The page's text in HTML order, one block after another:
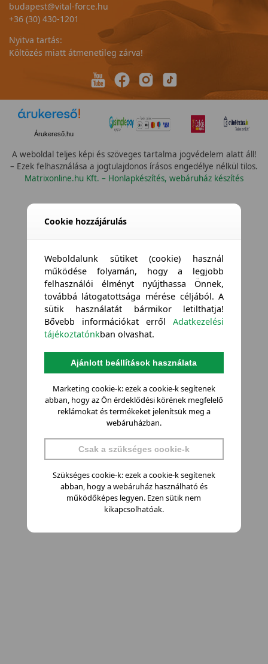
budapest@vital-force.hu
+36 (30) 430-1201
Nyitva tartás:
Költözés miatt átmenetileg zárva!
Árukereső.hu
A weboldal teljes képi és szöveges tartalma jogvédelem alatt áll!
– Ezek felhasználása a jogtulajdonos írásos engedélye nélkül tilos.
Matrixonline.hu Kft. – Honlapkészítés, webáruház készítés
Cookie hozzájárulás
Weboldalunk sütiket (cookie) használ
működése folyamán, hogy a legjobb
felhasználói élményt nyújthassa Önnek,
továbbá látogatottsága mérése céljából. A
sütik használatát bármikor letilthatja!
Bővebb információkat errőlAdatkezelési
tájékoztatónkban olvashat.
Ajánlott beállítások használata
Marketing cookie-k: ezek a cookie-k segítenek
abban, hogy az Ön érdeklődési körének megfelelő
reklámokat és termékeket jelenítsük meg a
webáruházban.
Csak a szükséges cookie-k
Szükséges cookie-k: ezek a cookie-k segítenek
abban, hogy a webáruház használható és
működőképes legyen. Ezen sütik nem
kikapcsolhatóak.